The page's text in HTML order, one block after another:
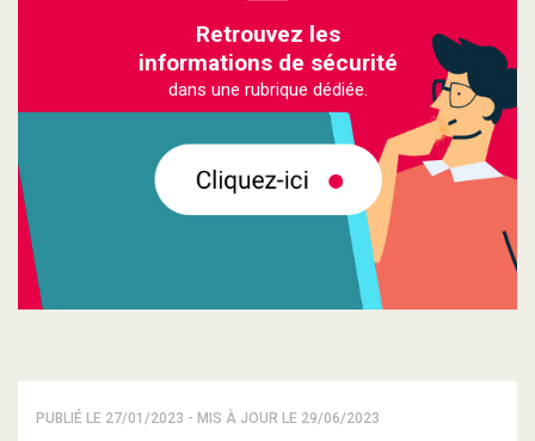
Retrouvez les
informations de sécurité
dans une rubrique dédiée.
PUBLIÉ LE 27/01/2023 - MIS À JOUR LE 29/06/2023